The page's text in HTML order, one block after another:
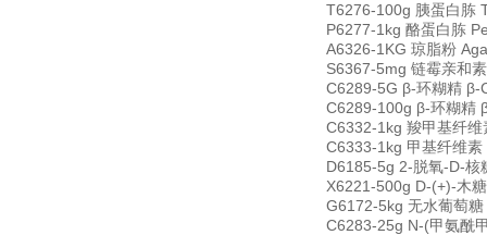
T6276-100g 胰蛋白胨
P6277-1kg 酪蛋白胨
A6326-1KG 琼脂粉
S6367-5mg 链霉亲和
C6289-5G β-环糊精 β-
C6289-100g β-环糊精
C6332-1kg 羧甲基纤
C6333-1kg 甲基纤维
D6185-5g 2-脱氧-D-
X6221-500g D-(+)-木
G6172-5kg 无水葡萄
C6283-25g N-(甲氨酰